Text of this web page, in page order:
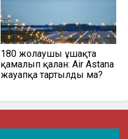
180 жолаушы ұшақта
қамалып қалған: Air Astana
жауапқа тартылды ма?